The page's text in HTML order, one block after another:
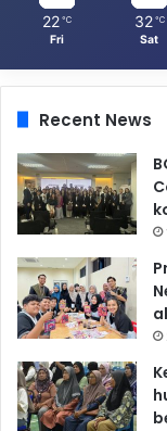
22 ℃
Fri
32 ℃
Sat
Recent News